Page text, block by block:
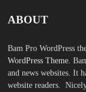
ABOUT
Bam Pro WordPress
WordPress Theme.
and news websites. It
website readers.